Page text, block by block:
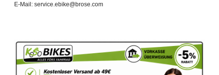
E-Mail: service.ebike@brose.com